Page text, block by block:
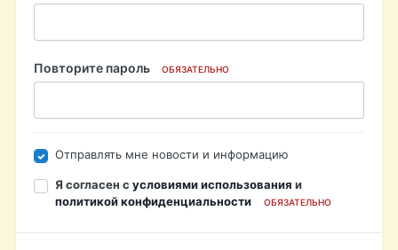
Повторите пароль ОБЯЗАТЕЛЬНО
Отправлять мне новости и информацию
Я согласен с условиями использования и
политикой конфиденциальности
ОБЯЗАТЕЛЬНО